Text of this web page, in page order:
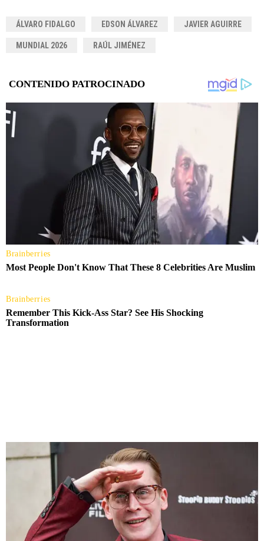
ÁLVARO FIDALGO EDSON ÁLVAREZ JAVIER AGUIRRE
MUNDIAL 2026 RAÚL JIMÉNEZ